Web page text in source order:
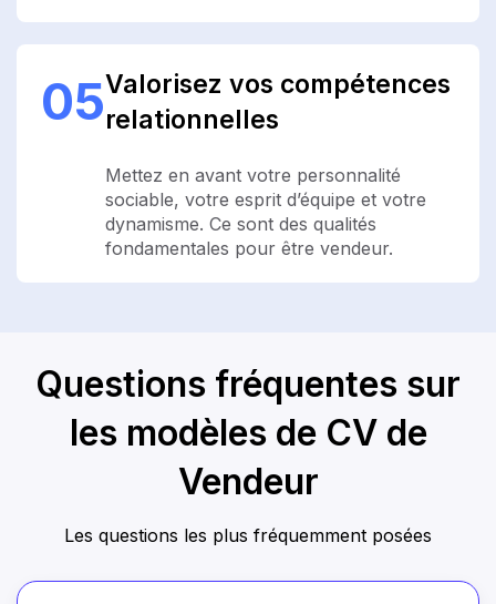
05Valorisez vos compétences
relationnelles
Mettez en avant votre personnalité
sociable, votre esprit d’équipe et votre
dynamisme. Ce sont des qualités
fondamentales pour être vendeur.
Questions fréquentes sur
les modèles de CV de
Vendeur
Les questions les plus fréquemment posées